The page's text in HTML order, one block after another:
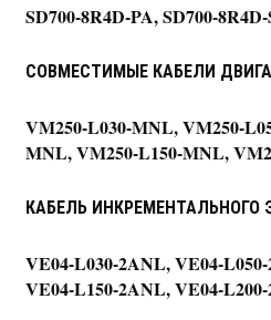
SD700-8R4D-PA, SD700-
СОВМЕСТИМЫЕ КАБЕЛИ
VM250-L030-MNL, VM250-
MNL, VM250-L150-MNL,
КАБЕЛЬ ИНКРЕМЕНТАЛЬНОГО
VE04-L030-2ANL, VE04-
VE04-L150-2ANL, VE04-